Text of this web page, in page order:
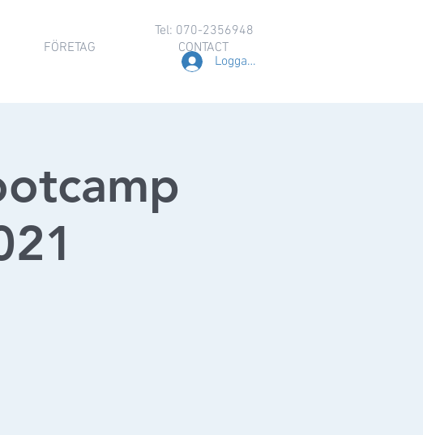
Tel: 070-2356948
FÖRETAG
CONTACT
Logga in